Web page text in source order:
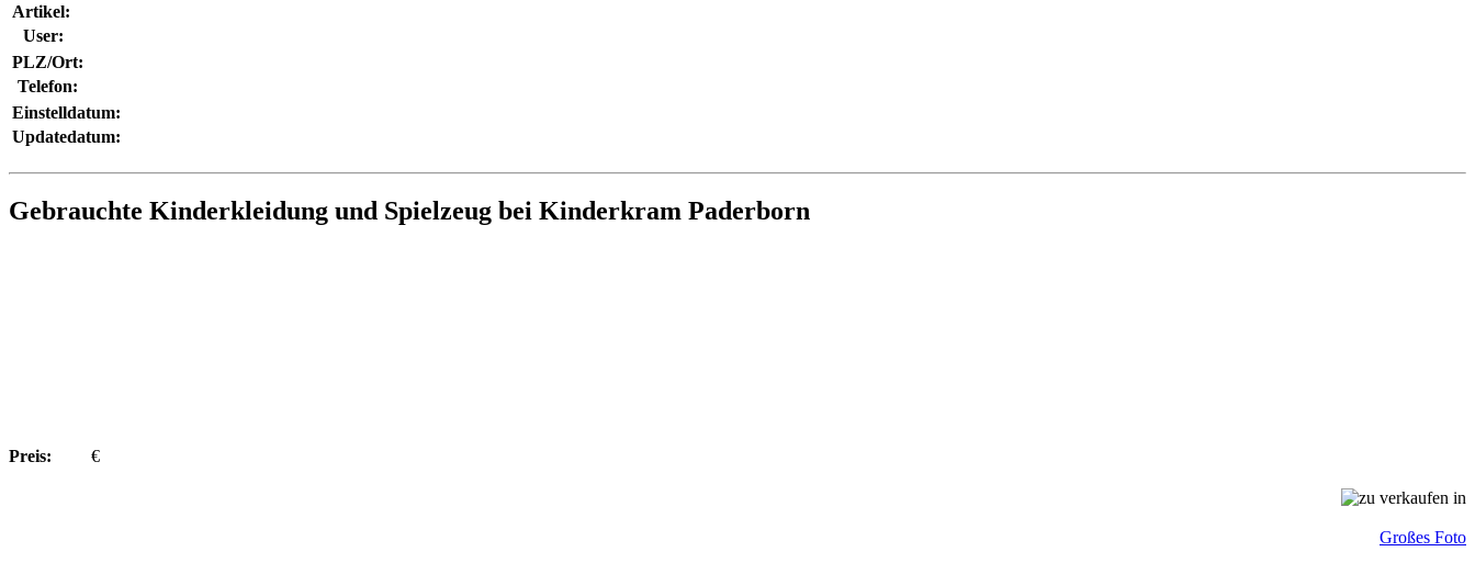
Artikel:
User:
PLZ/Ort:
Telefon:
Einstelldatum:
Updatedatum:
Gebrauchte Kinderkleidung und Spielzeug bei Kinderkram Paderborn
Preis: €
Großes Foto